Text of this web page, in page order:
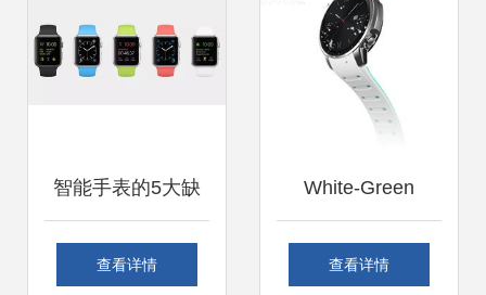
智能手表的5大缺
憾 苹果与三星
查看详情
White-Green
Pacewear: A Blend
查看详情